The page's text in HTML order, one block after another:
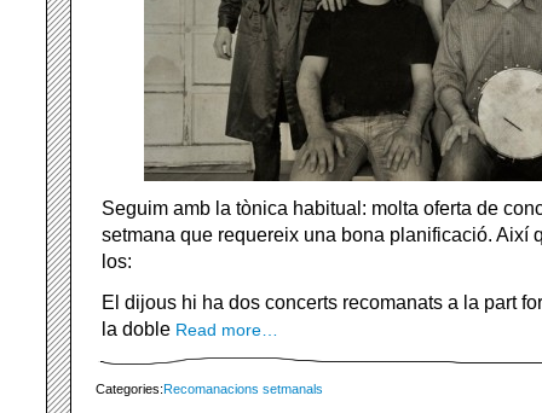
Seguim amb la tònica habitual: molta oferta de
setmana que requereix una bona planificació. Així
los:
El dijous hi ha dos concerts recomanats a la part
la doble Read more…
Categories: Recomanacions setmanals